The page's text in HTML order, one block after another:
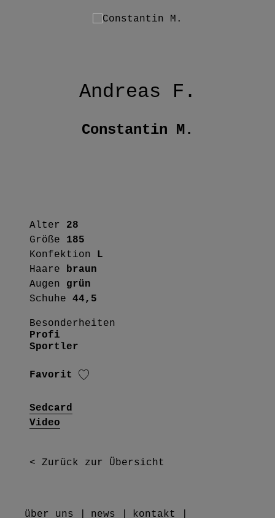
Andreas F.
Alter 28
Größe 185
Konfektion L
Haare braun
Augen grün
Schuhe 44,5
Besonderheiten
Profi
Sportler
Favorit
Sedcard
Video
< Zurück zur Übersicht
über uns news kontakt
Constantin M.